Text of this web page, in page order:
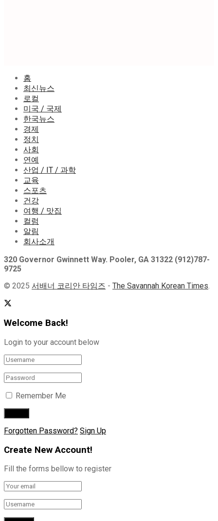
홈
최신뉴스
로컬
미국 / 국제
한국뉴스
경제
정치
사회
연예
산업 / IT / 과학
교육
스포츠
건강
여행 / 맛집
컬럼
알림
회사소개
320 Governor Gwinnett Way. Pooler, GA 31322 (912)787-
9725
© 2025 서배너 코리안 타임즈 - The Savannah Korean Times
Welcome Back!
Login to your account below
Remember Me
Forgotten Password? Sign Up
Create New Account!
Fill the forms bellow to register